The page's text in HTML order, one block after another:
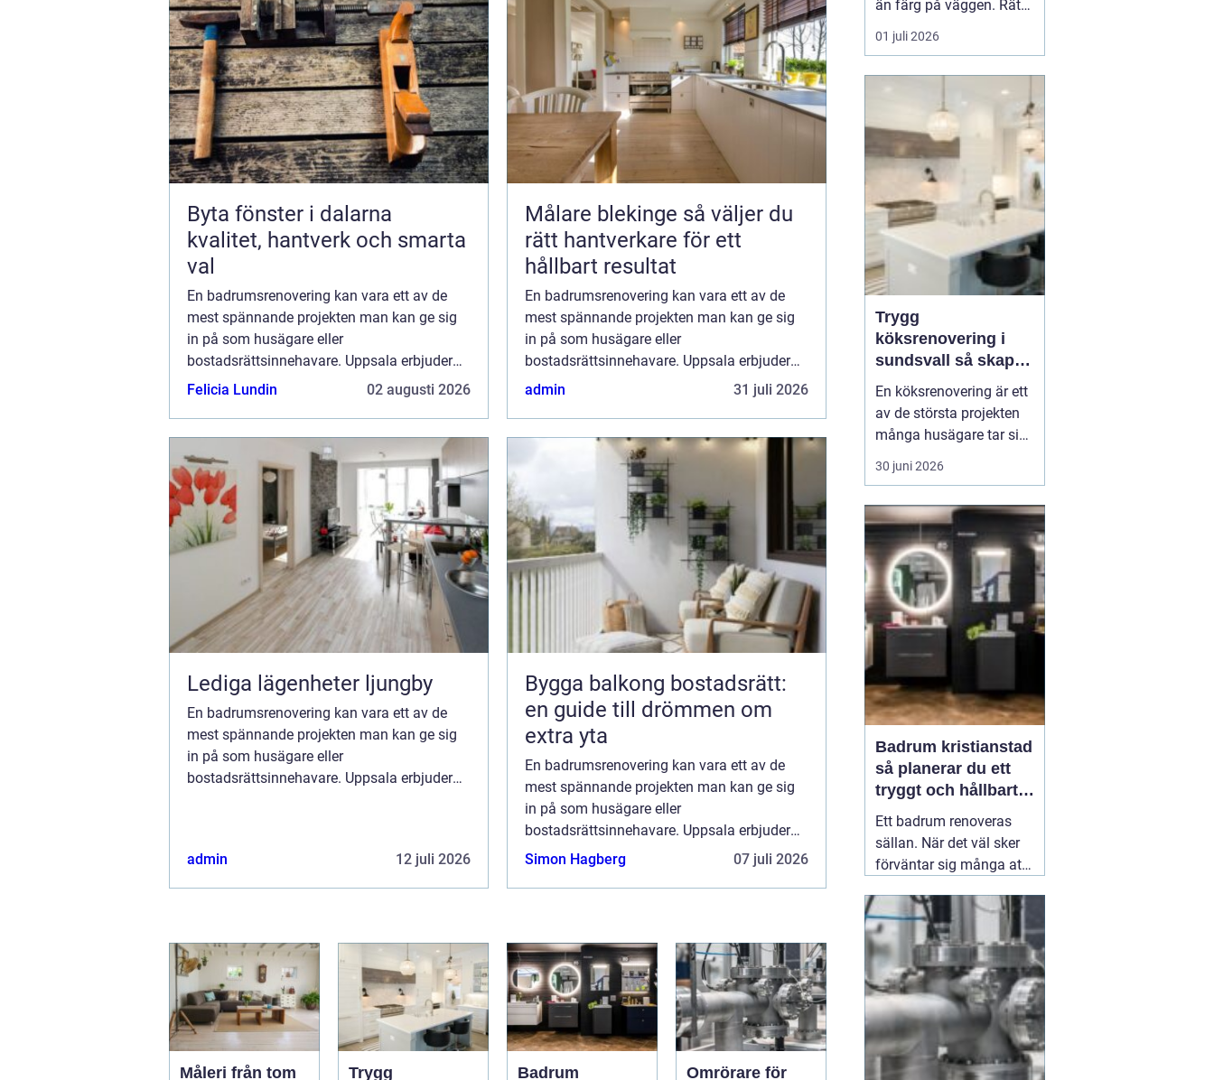
Byta fönster i dalarna
kvalitet, hantverk och smarta
val
En badrumsrenovering kan vara ett av de
mest spännande projekten man kan ge sig
in på som husägare eller
bostadsrättsinnehavare. Uppsala erbjuder
ett brett utbud av tjänster för dem som vill
Felicia Lundin 02 augusti 2026
Målare blekinge så väljer du
rätt hantverkare för ett
hållbart resultat
En badrumsrenovering kan vara ett av de
mest spännande projekten man kan ge sig
in på som husägare eller
bostadsrättsinnehavare. Uppsala erbjuder
ett brett utbud av tjänster för dem som vill
admin 31 juli 2026
Lediga lägenheter ljungby
En badrumsrenovering kan vara ett av de
mest spännande projekten man kan ge sig
in på som husägare eller
bostadsrättsinnehavare. Uppsala erbjuder
admin 12 juli 2026
Bygga balkong bostadsrätt:
en guide till drömmen om
extra yta
En badrumsrenovering kan vara ett av de
mest spännande projekten man kan ge sig
in på som husägare eller
bostadsrättsinnehavare. Uppsala erbjuder
ett brett utbud av tjänster för dem som vill
Simon Hagberg 07 juli 2026
Måleri från tom Trygg Badrum Omrörare för
än färg på väggen. Rätt
kulörer, noggrant
underarbete och en
förändra hur ett hem
eller en arbetsplats
upplevs. Med
måleri
går
det att s...
01 juli 2026
Trygg
köksrenovering i
sundsvall så skapar
du ett kök som
håller länge
En köksrenovering är ett
av de största projekten
många husägare tar sig
an. Kostnaderna är ofta
höga, arbetet påverkar
ska hålla i många år. För
den som planerar
köksrenovering...
30 juni 2026
Badrum kristianstad
så planerar du ett
tryggt och hållbart
badrumsprojekt
Ett badrum renoveras
sällan. När det väl sker
förväntar sig många att
2030 år. Därför spelar
planering, materialval
och val av hantverkare
stor roll. För den som
funderar på03 juni 2026